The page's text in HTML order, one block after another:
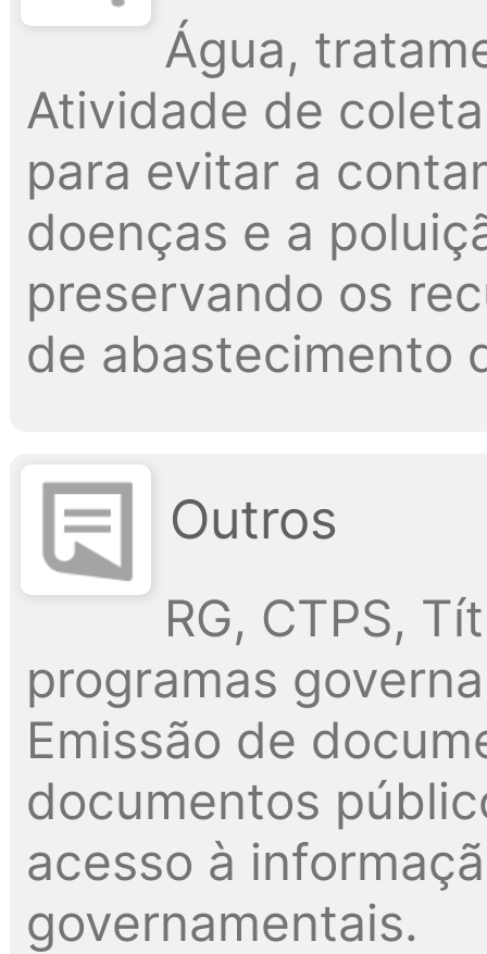
Água,
Atividade de
para evitar a
doenças e a
preservando os
de abastecimento
Outros
RG, CTPS,
programas
Emissão de
documentos
acesso à
governamentais.